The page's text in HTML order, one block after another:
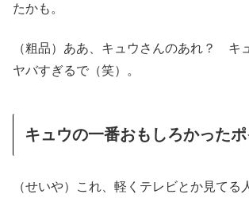
たかも。
（粗品）ああ、キュウさんのあれ？ キ
ヤバすぎるで（笑）。
キュウの一番おもしろかったポ
（せいや）これ、軽くテレビとか見てる